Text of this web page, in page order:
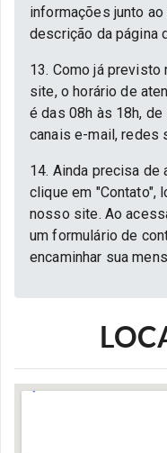
informações junto
descrição da página
13. Como já previsto
site, o horário de
é das 08h às 18h,
canais e-mail, redes
14. Ainda precisa
clique em "Contato",
nosso site. Ao
um formulário de
encaminhar sua